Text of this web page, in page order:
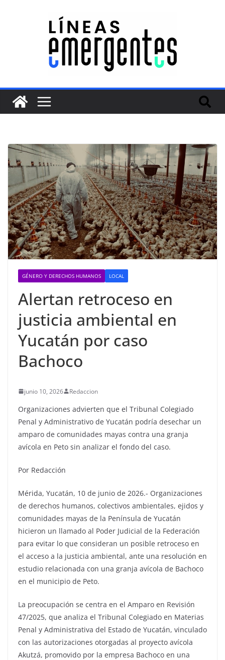
GÉNERO Y DERECHOS HUMANOS LOCAL
Alertan retroceso en
justicia ambiental en
Yucatán por caso
Bachoco
junio 10, 2026 Redaccion
Organizaciones advierten que el Tribunal Colegiado
Penal y Administrativo de Yucatán podría desechar un
amparo de comunidades mayas contra una granja
avícola en Peto sin analizar el fondo del caso.
Por Redacción
Mérida, Yucatán, 10 de junio de 2026.- Organizaciones
de derechos humanos, colectivos ambientales, ejidos y
comunidades mayas de la Península de Yucatán
hicieron un llamado al Poder Judicial de la Federación
para evitar lo que consideran un posible retroceso en
el acceso a la justicia ambiental, ante una resolución en
estudio relacionada con una granja avícola de Bachoco
en el municipio de Peto.
La preocupación se centra en el Amparo en Revisión
47/2025, que analiza el Tribunal Colegiado en Materias
Penal y Administrativa del Estado de Yucatán, vinculado
con las autorizaciones otorgadas al proyecto avícola
Akutzá, promovido por la empresa Bachoco en una